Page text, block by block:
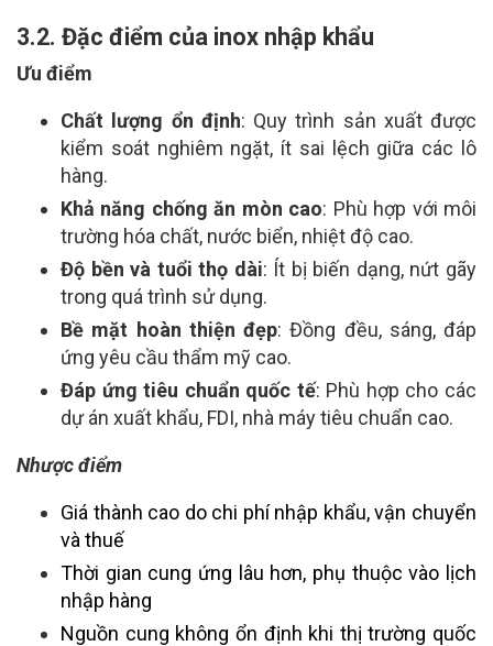
3.2. Đặc điểm của inox nhập khẩu
Ưu điểm
Chất lượng ổn định: Quy trình sản xuất được
kiểm soát nghiêm ngặt, ít sai lệch giữa các lô
hàng.
Khả năng chống ăn mòn cao: Phù hợp với môi
trường hóa chất, nước biển, nhiệt độ cao.
Độ bền và tuổi thọ dài: Ít bị biến dạng, nứt gãy
trong quá trình sử dụng.
Bề mặt hoàn thiện đẹp: Đồng đều, sáng, đáp
ứng yêu cầu thẩm mỹ cao.
Đáp ứng tiêu chuẩn quốc tế: Phù hợp cho các
dự án xuất khẩu, FDI, nhà máy tiêu chuẩn cao.
Nhược điểm
Giá thành cao do chi phí nhập khẩu, vận chuyển
và thuế
Thời gian cung ứng lâu hơn, phụ thuộc vào lịch
nhập hàng
Nguồn cung không ổn định khi thị trường quốc